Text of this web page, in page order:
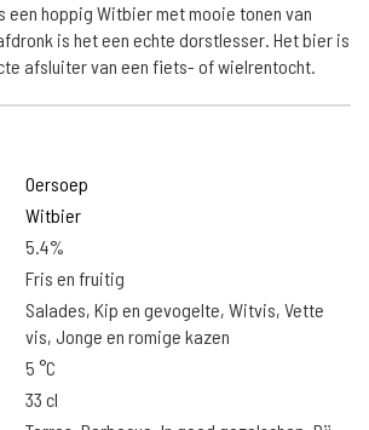
een hoppig Witbier met mooie tonen van
is het een echte dorstlesser. Het bier is
afsluiter van een fiets- of wielrentocht.
Oersoep
Witbier
5.4%
Fris en fruitig
Salades, Kip en gevogelte, Witvis, Vette
vis, Jonge en romige kazen
5 °C
33 cl